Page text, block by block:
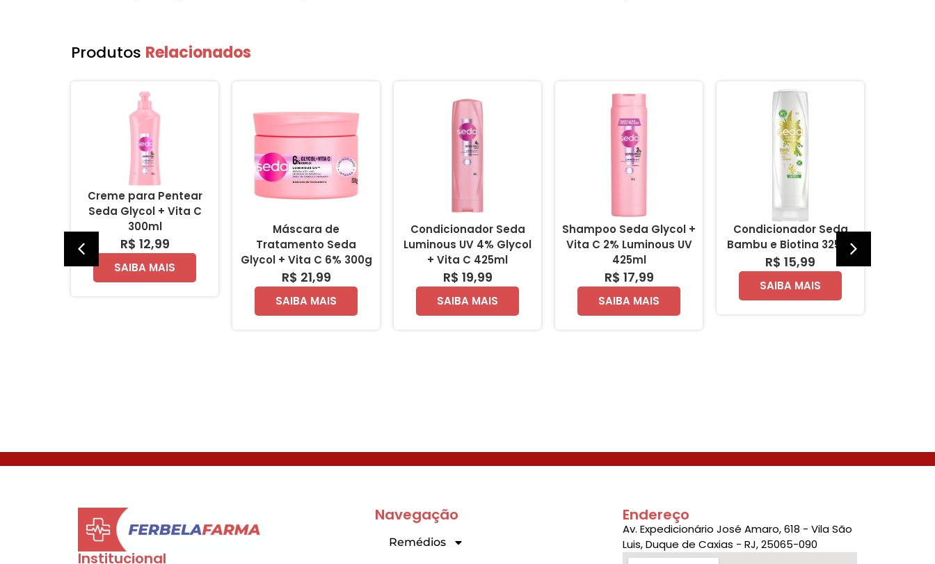
Produtos Relacionados
Creme para Pentear
Seda Glycol + Vita C
300ml
R$ 12,99
SAIBA MAIS
Máscara de
Tratamento Seda
Glycol + Vita C 6% 300g
R$ 21,99
SAIBA MAIS
Condicionador Seda
Luminous UV 4% Glycol
+ Vita C 425ml
R$ 19,99
SAIBA MAIS
Shampoo Seda Glycol +
Vita C 2% Luminous UV
425ml
R$ 17,99
SAIBA MAIS
Condicionador Seda
Bambu e Biotina 325ml
R$ 15,99
SAIBA MAIS
Institucional
Navegação
Remédios
Endereço
Av. Expedicionário José Amaro, 618 - Vila São
Luis, Duque de Caxias - RJ, 25065-090